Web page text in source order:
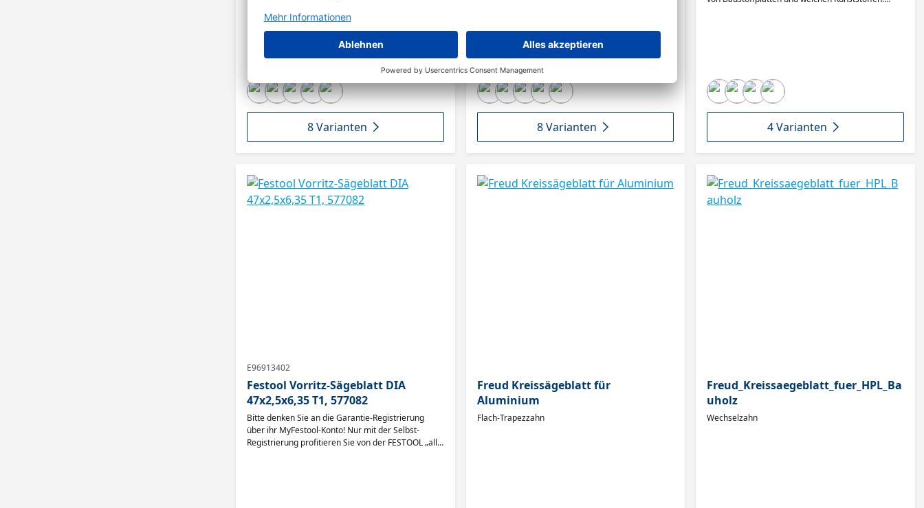
8 Varianten 8 Varianten 4 Varianten
E96913402
Festool Vorritz-Sägeblatt DIA
47x2,5x6,35 T1, 577082
Bitte denken Sie an die Garantie-Registrierung
über ihr MyFestool-Konto! Nur mit der Selbst-
Registrierung profitieren Sie von der FESTOOL „all-
Freud Kreissägeblatt für
Aluminium
Flach-Trapezzahn
Freud_Kreissaegeblatt_fuer_HPL_Ba
uholz
Wechselzahn